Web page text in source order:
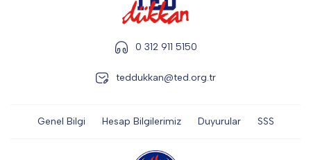
TERMOS & FİNCAN
0 312 911 5150
teddukkan@ted.org.tr
Genel Bilgi Hesap Bilgilerimiz Duyurular SSS